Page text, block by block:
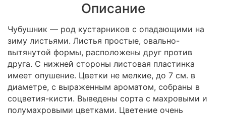
Описание
Чубушник — род кустарников с опадающими на
зиму листьями. Листья простые, овально-
вытянутой формы, расположены друг против
друга. С нижней стороны листовая пластинка
имеет опушение. Цветки не мелкие, до 7 см. в
диаметре, с выраженным ароматом, собраны в
соцветия-кисти. Выведены сорта с махровыми и
полумахровыми цветками. Цветение очень